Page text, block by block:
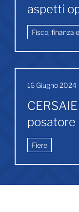
aspetti
Fisco, finanza
16 Giugno 2024
posatore
Fiere